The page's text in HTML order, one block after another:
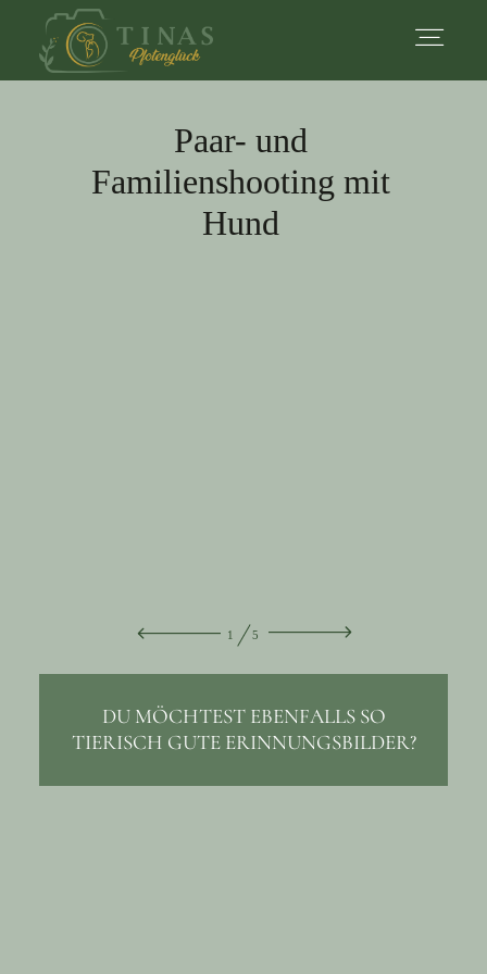
Paar- und
Familienshooting mit
Hund
1 5
DU MÖCHTEST EBENFALLS SO
TIERISCH GUTE ERINNUNGSBILDER?
Startseite
Über mich